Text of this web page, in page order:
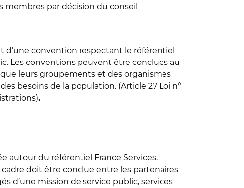
par décision du conseil
d’une convention respectant le référentiel
Les conventions peuvent être conclues au
leurs groupements et des organismes
besoins de la population. (Article 27 Loi n°
.
autour du référentiel France Services.
doit être conclue entre les partenaires
d’une mission de service public, services